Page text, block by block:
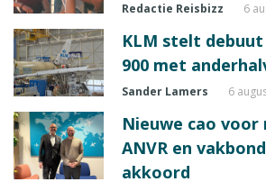
Redactie Reisbizz 6
KLM stelt debuut
900 met
Sander Lamers 6
Nieuwe cao voor
ANVR en
akkoord